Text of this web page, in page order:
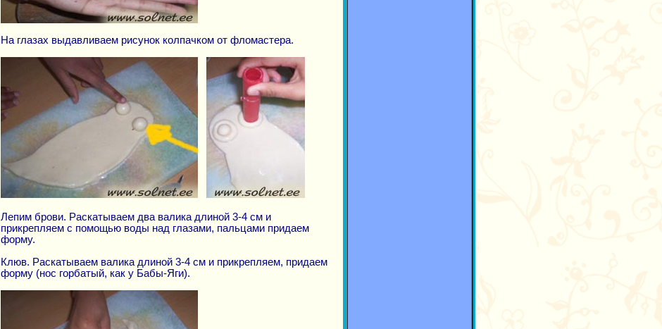
На глазах выдавливаем рисунок колпачком от фломастера.
Лепим брови. Раскатываем два валика длиной 3-4 см и
прикрепляем с помощью воды над глазами, пальцами придаем
форму.
Клюв. Раскатываем валика длиной 3-4 см и прикрепляем, придаем
форму (нос горбатый, как у Бабы-Яги).